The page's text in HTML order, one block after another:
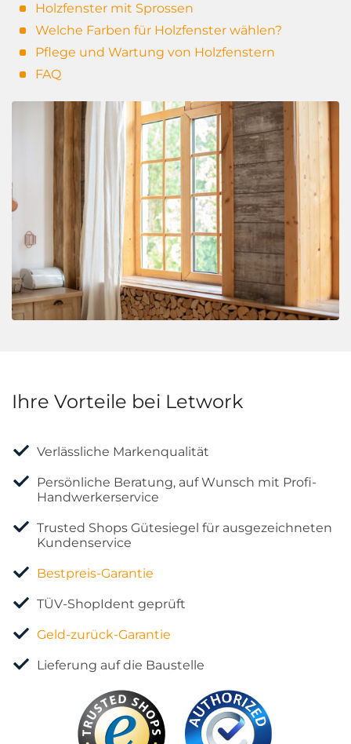
Holzfenster mit Sprossen
Welche Farben für Holzfenster wählen?
Pflege und Wartung von Holzfenstern
FAQ
Ihre Vorteile bei Letwork
Verlässliche Markenqualität
Persönliche Beratung, auf Wunsch mit Profi-
Handwerkerservice
Trusted Shops Gütesiegel für ausgezeichneten
Kundenservice
Bestpreis-Garantie
TÜV-ShopIdent geprüft
Geld-zurück-Garantie
Lieferung auf die Baustelle